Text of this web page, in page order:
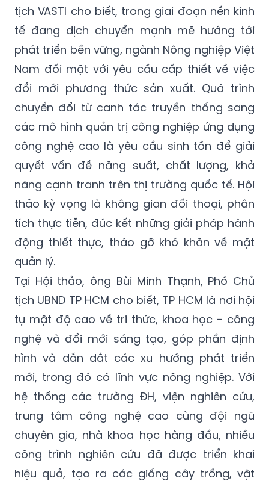
tịch VASTI cho biết, trong giai đoạn nền kinh
tế đang dịch chuyển mạnh mẽ hướng tới
phát triển bền vững, ngành Nông nghiệp Việt
Nam đối mặt với yêu cầu cấp thiết về việc
đổi mới phương thức sản xuất. Quá trình
chuyển đổi từ canh tác truyền thống sang
các mô hình quản trị công nghiệp ứng dụng
công nghệ cao là yêu cầu sinh tồn để giải
quyết vấn đề năng suất, chất lượng, khả
năng cạnh tranh trên thị trường quốc tế. Hội
thảo kỳ vọng là không gian đối thoại, phân
tích thực tiễn, đúc kết những giải pháp hành
động thiết thực, tháo gỡ khó khăn về mặt
quản lý.
Tại Hội thảo, ông Bùi Minh Thạnh, Phó Chủ
tịch UBND TP HCM cho biết, TP HCM là nơi hội
tụ mật độ cao về tri thức, khoa học - công
nghệ và đổi mới sáng tạo, góp phần định
hình và dẫn dắt các xu hướng phát triển
mới, trong đó có lĩnh vực nông nghiệp. Với
hệ thống các trường ĐH, viện nghiên cứu,
trung tâm công nghệ cao cùng đội ngũ
chuyên gia, nhà khoa học hàng đầu, nhiều
công trình nghiên cứu đã được triển khai
hiệu quả, tạo ra các giống cây trồng, vật